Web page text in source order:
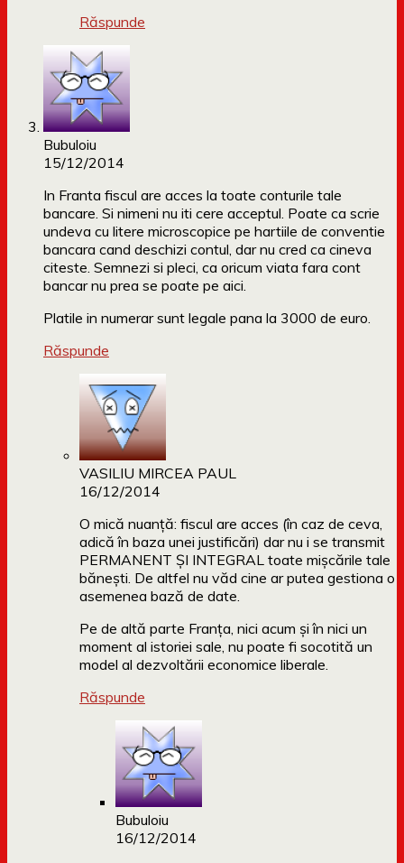
Răspunde
Bubuloiu
15/12/2014
In Franta fiscul are acces la toate conturile tale
bancare. Si nimeni nu iti cere acceptul. Poate ca scrie
undeva cu litere microscopice pe hartiile de conventie
bancara cand deschizi contul, dar nu cred ca cineva
citeste. Semnezi si pleci, ca oricum viata fara cont
bancar nu prea se poate pe aici.
Platile in numerar sunt legale pana la 3000 de euro.
Răspunde
VASILIU MIRCEA PAUL
16/12/2014
O mică nuanță: fiscul are acces (în caz de ceva,
adică în baza unei justificări) dar nu i se transmit
PERMANENT ȘI INTEGRAL toate mișcările tale
bănești. De altfel nu văd cine ar putea gestiona o
asemenea bază de date.
Pe de altă parte Franța, nici acum și în nici un
moment al istoriei sale, nu poate fi socotită un
model al dezvoltării economice liberale.
Răspunde
Bubuloiu
16/12/2014